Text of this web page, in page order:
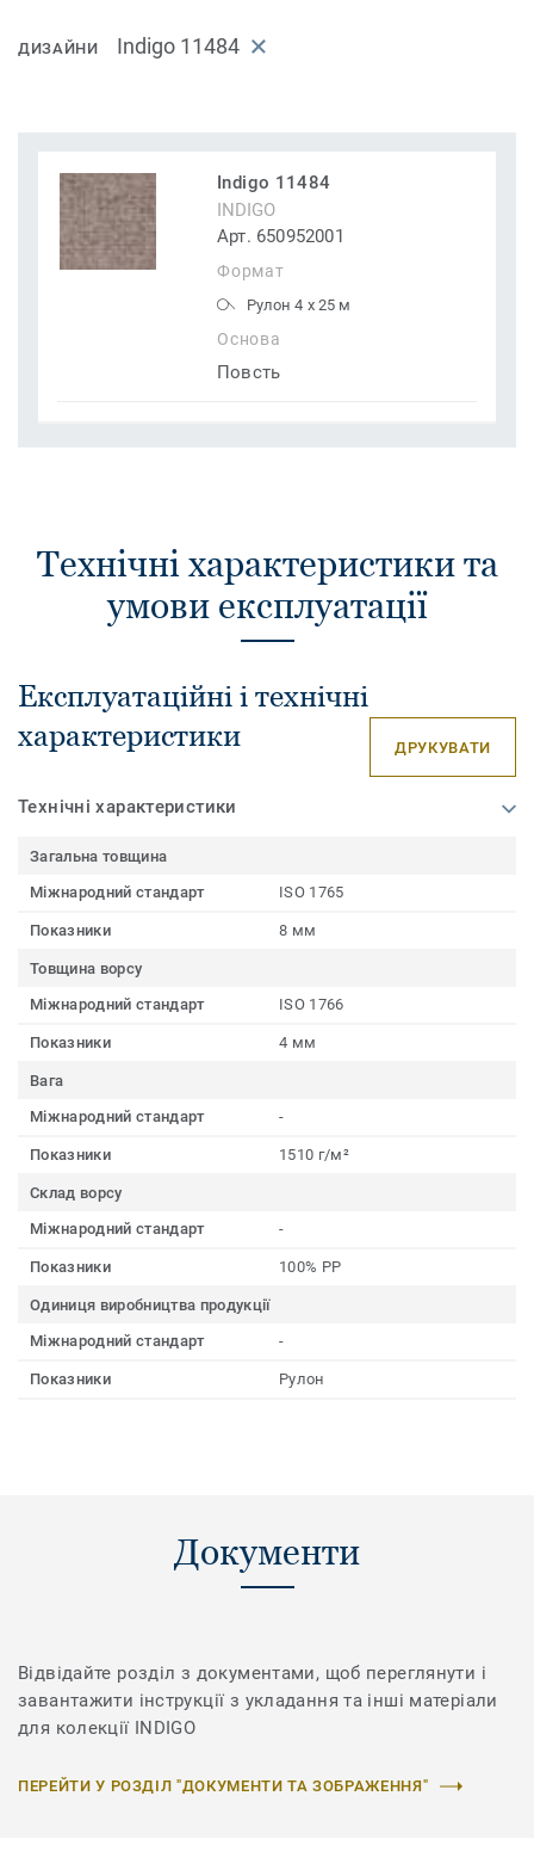
ДИЗАЙНИ Indigo 11484
Indigo 11484
INDIGO
Арт. 650952001
Формат
Рулон 4 x 25 м
Основа
Повсть
Технічні характеристики та
умови експлуатації
Експлуатаційні і технічні
характеристики
ДРУКУВАТИ
Технічні характеристики
Загальна товщина
Міжнародний стандарт
ISO 1765
Показники 8 мм
Товщина ворсу
Міжнародний стандарт
ISO 1766
Показники 4 мм
Вага
Міжнародний стандарт
-
Показники 1510 г/м²
Склад ворсу
Міжнародний стандарт
-
Показники 100% PP
Одиниця виробництва продукції
Міжнародний стандарт
-
Показники Рулон
Документи
Відвідайте розділ з документами, щоб переглянути і
завантажити інструкції з укладання та інші матеріали
для колекції INDIGO
ПЕРЕЙТИ У РОЗДІЛ "ДОКУМЕНТИ ТА ЗОБРАЖЕННЯ"